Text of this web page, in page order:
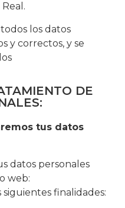
los datos
y correctos, y se
DE
tus datos
datos personales
web:
siguientes finalidades: